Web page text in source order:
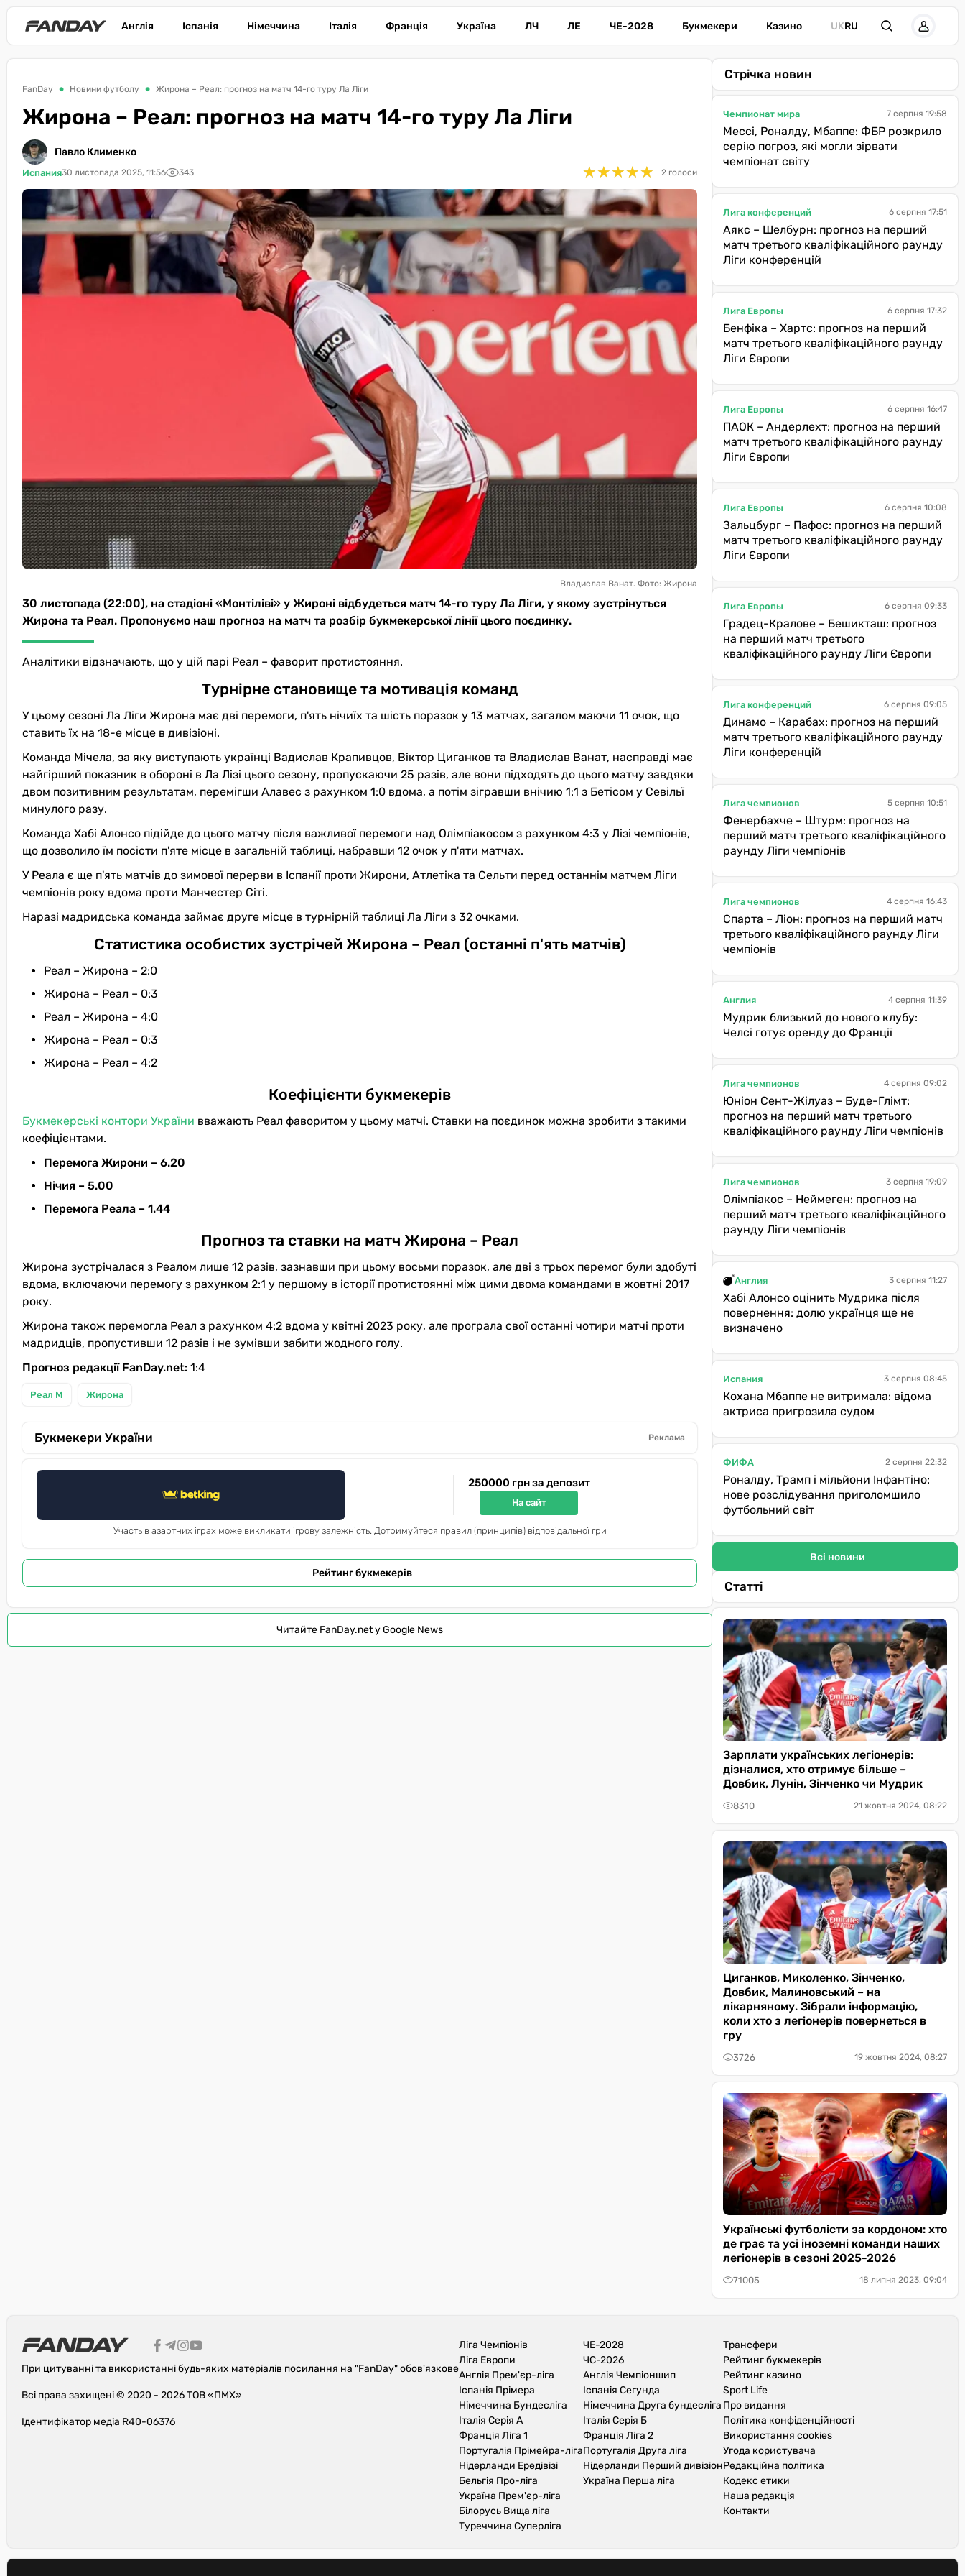
Англія Іспанія Німеччина Італія Франція Україна ЛЧ ЛЕ ЧЕ-2028 Букмекери Казино UKRU
FanDay Новини футболу Жирона – Реал: прогноз на матч 14-го туру Ла Ліги
Жирона – Реал: прогноз на матч 14-го туру Ла Ліги
Павло Клименко
Испания30 листопада 2025, 11:56 343 ★★★★★
★★★★★ 2 голоси
Владислав Ванат. Фото: Жирона
30 листопада (22:00), на стадіоні «Монтіліві» у Жироні відбудеться матч 14-го туру Ла Ліги, у якому зустрінуться
Жирона та Реал. Пропонуємо наш прогноз на матч та розбір букмекерської лінії цього поєдинку.
Аналітики відзначають, що у цій парі Реал – фаворит протистояння.
Турнірне становище та мотивація команд
У цьому сезоні Ла Ліги Жирона має дві перемоги, п'ять нічиїх та шість поразок у 13 матчах, загалом маючи 11 очок, що
ставить їх на 18-е місце в дивізіоні.
Команда Мічела, за яку виступають українці Вадислав Крапивцов, Віктор Циганков та Владислав Ванат, насправді має
найгірший показник в обороні в Ла Лізі цього сезону, пропускаючи 25 разів, але вони підходять до цього матчу завдяки
двом позитивним результатам, перемігши Алавес з рахунком 1:0 вдома, а потім зігравши внічию 1:1 з Бетісом у Севільї
минулого разу.
Команда Хабі Алонсо підійде до цього матчу після важливої перемоги над Олімпіакосом з рахунком 4:3 у Лізі чемпіонів,
що дозволило їм посісти п'яте місце в загальній таблиці, набравши 12 очок у п'яти матчах.
У Реала є ще п'ять матчів до зимової перерви в Іспанії проти Жирони, Атлетіка та Сельти перед останнім матчем Ліги
чемпіонів року вдома проти Манчестер Сіті.
Наразі мадридська команда займає друге місце в турнірній таблиці Ла Ліги з 32 очками.
Статистика особистих зустрічей Жирона – Реал (останні п'ять матчів)
Реал – Жирона – 2:0
Жирона – Реал – 0:3
Реал – Жирона – 4:0
Жирона – Реал – 0:3
Жирона – Реал – 4:2
Коефіцієнти букмекерів
Букмекерські контори України вважають Реал фаворитом у цьому матчі. Ставки на поєдинок можна зробити з такими
коефіцієнтами.
Перемога Жирони – 6.20
Нічия – 5.00
Перемога Реала – 1.44
Прогноз та ставки на матч Жирона – Реал
Жирона зустрічалася з Реалом лише 12 разів, зазнавши при цьому восьми поразок, але дві з трьох перемог були здобуті
вдома, включаючи перемогу з рахунком 2:1 у першому в історії протистоянні між цими двома командами в жовтні 2017
року.
Жирона також перемогла Реал з рахунком 4:2 вдома у квітні 2023 року, але програла свої останні чотири матчі проти
мадридців, пропустивши 12 разів і не зумівши забити жодного голу.
Прогноз редакції FanDay.net: 1:4
Реал М Жирона
Букмекери України Реклама
250000 грн за депозит
На сайт
Участь в азартних іграх може викликати ігрову залежність. Дотримуйтеся правил (принципів) відповідальної гри
Рейтинг букмекерів
Читайте FanDay.net у Google News
Стрічка новин
Чемпионат мира 7 серпня 19:58
Мессі, Роналду, Мбаппе: ФБР розкрило
серію погроз, які могли зірвати
чемпіонат світу
Лига конференций 6 серпня 17:51
Аякс – Шелбурн: прогноз на перший
матч третього кваліфікаційного раунду
Ліги конференцій
Лига Европы 6 серпня 17:32
Бенфіка – Хартс: прогноз на перший
матч третього кваліфікаційного раунду
Ліги Європи
Лига Европы 6 серпня 16:47
ПАОК – Андерлехт: прогноз на перший
матч третього кваліфікаційного раунду
Ліги Європи
Лига Европы 6 серпня 10:08
Зальцбург – Пафос: прогноз на перший
матч третього кваліфікаційного раунду
Ліги Європи
Лига Европы 6 серпня 09:33
Градец-Кралове – Бешикташ: прогноз
на перший матч третього
кваліфікаційного раунду Ліги Європи
Лига конференций 6 серпня 09:05
Динамо – Карабах: прогноз на перший
матч третього кваліфікаційного раунду
Ліги конференцій
Лига чемпионов 5 серпня 10:51
Фенербахче – Штурм: прогноз на
перший матч третього кваліфікаційного
раунду Ліги чемпіонів
Лига чемпионов 4 серпня 16:43
Спарта – Ліон: прогноз на перший матч
третього кваліфікаційного раунду Ліги
чемпіонів
Англия 4 серпня 11:39
Мудрик близький до нового клубу:
Челсі готує оренду до Франції
Лига чемпионов 4 серпня 09:02
Юніон Сент-Жілуаз – Буде-Глімт:
прогноз на перший матч третього
кваліфікаційного раунду Ліги чемпіонів
Лига чемпионов 3 серпня 19:09
Олімпіакос – Неймеген: прогноз на
перший матч третього кваліфікаційного
раунду Ліги чемпіонів
Англия 3 серпня 11:27
Хабі Алонсо оцінить Мудрика після
повернення: долю українця ще не
визначено
Испания 3 серпня 08:45
Кохана Мбаппе не витримала: відома
актриса пригрозила судом
ФИФА 2 серпня 22:32
Роналду, Трамп і мільйони Інфантіно:
нове розслідування приголомшило
футбольний світ
Всі новини
Статті
Зарплати українських легіонерів:
дізналися, хто отримує більше –
Довбик, Лунін, Зінченко чи Мудрик
8310 21 жовтня 2024, 08:22
Циганков, Миколенко, Зінченко,
Довбик, Малиновський – на
лікарняному. Зібрали інформацію,
коли хто з легіонерів повернеться в
гру
3726 19 жовтня 2024, 08:27
Українські футболісти за кордоном: хто
де грає та усі іноземні команди наших
легіонерів в сезоні 2025-2026
71005 18 липня 2023, 09:04
При цитуванні та використанні будь-яких матеріалів посилання на "FanDay" обов'язкове
Всі права захищені © 2020 - 2026 ТОВ «ПМХ»
Ідентифікатор медіа R40-06376
Ліга Чемпіонів
Ліга Европи
Англія Прем'єр-ліга
Іспанія Прімера
Німеччина Бундесліга
Італія Серія А
Франція Ліга 1
Португалія Прімейра-ліга
Нідерланди Ередівізі
Бельгія Про-ліга
Україна Прем'єр-ліга
Білорусь Вища ліга
Туреччина Суперліга
ЧЕ-2028
ЧС-2026
Англія Чемпіоншип
Іспанія Сегунда
Німеччина Друга бундесліга
Італія Серія Б
Франція Ліга 2
Португалія Друга ліга
Нідерланди Перший дивізіон
Україна Перша ліга
Трансфери
Рейтинг букмекерів
Рейтинг казино
Sport Life
Про видання
Політика конфіденційності
Використання cookies
Угода користувача
Редакційна політика
Кодекс етики
Наша редакція
Контакти